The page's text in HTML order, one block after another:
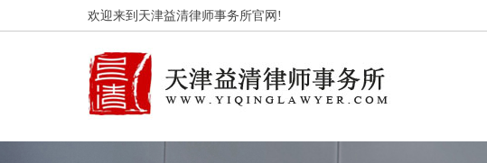
欢迎来到天津益清律师事务所官网!